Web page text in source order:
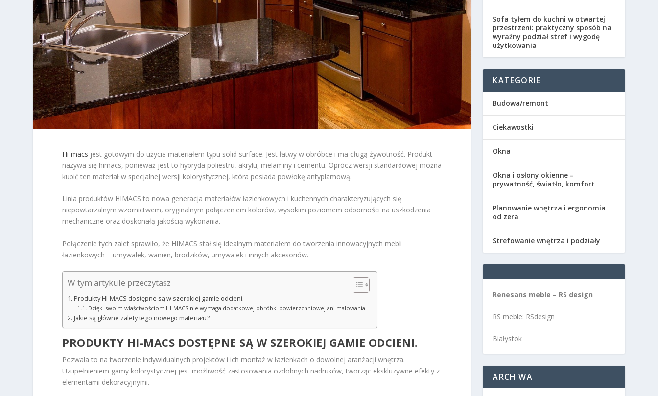
Hi-macs jest gotowym do użycia materiałem typu solid surface. Jest łatwy w obróbce i ma długą żywotność. Produkt
nazywa się himacs, ponieważ jest to hybryda poliestru, akrylu, melaminy i cementu. Oprócz wersji standardowej można
kupić ten materiał w specjalnej wersji kolorystycznej, która posiada powłokę antyplamową.
Linia produktów HIMACS to nowa generacja materiałów łazienkowych i kuchennych charakteryzujących się
niepowtarzalnym wzornictwem, oryginalnym połączeniem kolorów, wysokim poziomem odporności na uszkodzenia
mechaniczne oraz doskonałą jakością wykonania.
Połączenie tych zalet sprawiło, że HIMACS stał się idealnym materiałem do tworzenia innowacyjnych mebli
łazienkowych – umywalek, wanien, brodzików, umywalek i innych akcesoriów.
W tym artykule przeczytasz
Produkty HI-MACS dostępne są w szerokiej gamie odcieni.
Dzięki swoim właściwościom HI-MACS nie wymaga dodatkowej obróbki powierzchniowej ani malowania.
Jakie są główne zalety tego nowego materiału?
PRODUKTY HI-MACS DOSTĘPNE SĄ W SZEROKIEJ GAMIE ODCIENI.
Pozwala to na tworzenie indywidualnych projektów i ich montaż w łazienkach o dowolnej aranżacji wnętrza.
Uzupełnieniem gamy kolorystycznej jest możliwość zastosowania ozdobnych nadruków, tworząc ekskluzywne efekty z
elementami dekoracyjnymi.
Sofa tyłem do kuchni w otwartej
przestrzeni: praktyczny sposób na
wyraźny podział stref i wygodę
użytkowania
KATEGORIE
Budowa/remont
Ciekawostki
Okna
Okna i osłony okienne –
prywatność, światło, komfort
Planowanie wnętrza i ergonomia
od zera
Strefowanie wnętrza i podziały
Renesans meble – RS design
RS meble: RSdesign
Białystok
ARCHIWA